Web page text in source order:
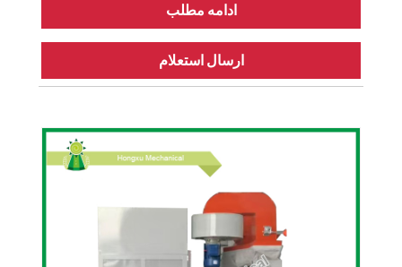
ادامه مطلب
ارسال استعلام